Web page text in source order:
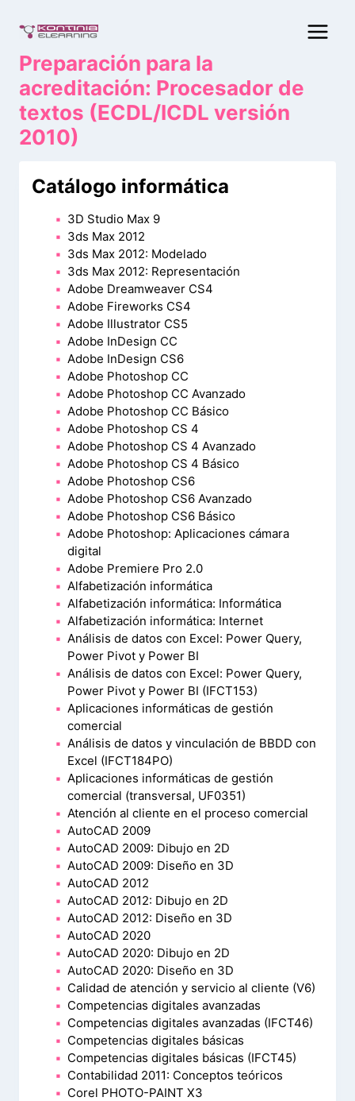
contenido
Preparación para la
acreditación: Procesador de
textos (ECDL/ICDL versión
2010)
Catálogo informática
3D Studio Max 9
3ds Max 2012
3ds Max 2012: Modelado
3ds Max 2012: Representación
Adobe Dreamweaver CS4
Adobe Fireworks CS4
Adobe Illustrator CS5
Adobe InDesign CC
Adobe InDesign CS6
Adobe Photoshop CC
Adobe Photoshop CC Avanzado
Adobe Photoshop CC Básico
Adobe Photoshop CS 4
Adobe Photoshop CS 4 Avanzado
Adobe Photoshop CS 4 Básico
Adobe Photoshop CS6
Adobe Photoshop CS6 Avanzado
Adobe Photoshop CS6 Básico
Adobe Photoshop: Aplicaciones cámara
digital
Adobe Premiere Pro 2.0
Alfabetización informática
Alfabetización informática: Informática
Alfabetización informática: Internet
Análisis de datos con Excel: Power Query,
Power Pivot y Power BI
Análisis de datos con Excel: Power Query,
Power Pivot y Power BI (IFCT153)
Aplicaciones informáticas de gestión
comercial
Análisis de datos y vinculación de BBDD con
Excel (IFCT184PO)
Aplicaciones informáticas de gestión
comercial (transversal, UF0351)
Atención al cliente en el proceso comercial
AutoCAD 2009
AutoCAD 2009: Dibujo en 2D
AutoCAD 2009: Diseño en 3D
AutoCAD 2012
AutoCAD 2012: Dibujo en 2D
AutoCAD 2012: Diseño en 3D
AutoCAD 2020
AutoCAD 2020: Dibujo en 2D
AutoCAD 2020: Diseño en 3D
Calidad de atención y servicio al cliente (V6)
Competencias digitales avanzadas
Competencias digitales avanzadas (IFCT46)
Competencias digitales básicas
Competencias digitales básicas (IFCT45)
Contabilidad 2011: Conceptos teóricos
Corel PHOTO-PAINT X3